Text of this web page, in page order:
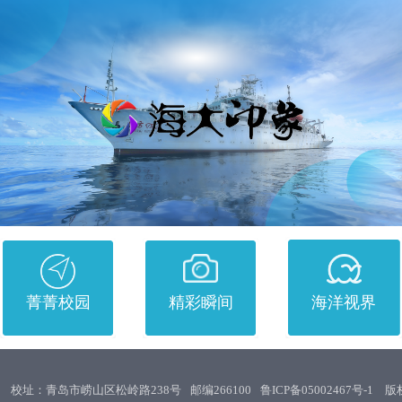
菁菁校园 精彩瞬间 海洋视界
校址：青岛市崂山区松岭路238号 邮编266100 鲁ICP备05002467号-1
版